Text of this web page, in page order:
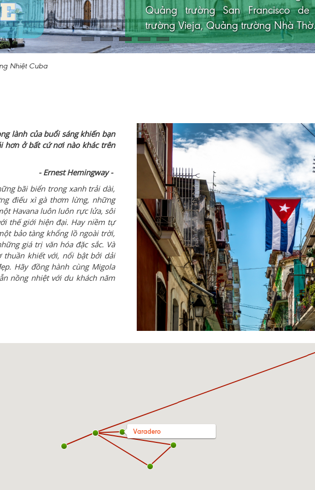
Quảng trường San Francisco de
trường Vieja, Quảng trường Nhà
sau đó lên điểm ngắm cảnh từ
ngưỡng toàn cảnh thung lũng
Nhiệt Cuba
lành của buổi sáng khiến bạn
hơn ở bất cứ nơi nào khác trên
- Ernest Hemingway -
bãi biển trong xanh trải dài,
điếu xì gà thơm lừng, những
Havana luôn luôn rực lửa, sôi
thế giới hiện đại. Hay niềm tự
bảo tàng khổng lồ ngoài trời,
giá trị văn hóa đặc sắc. Và
thuần khiết với, nổi bật bởi dải
Hãy đồng hành cùng Migola
nồng nhiệt với du khách năm
Varadero